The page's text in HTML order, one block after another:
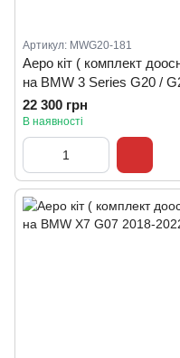
Артикул: MWG20-181
Аеро кіт ( комплект
на BMW 3 Series G20 /
22 300 грн
В наявності